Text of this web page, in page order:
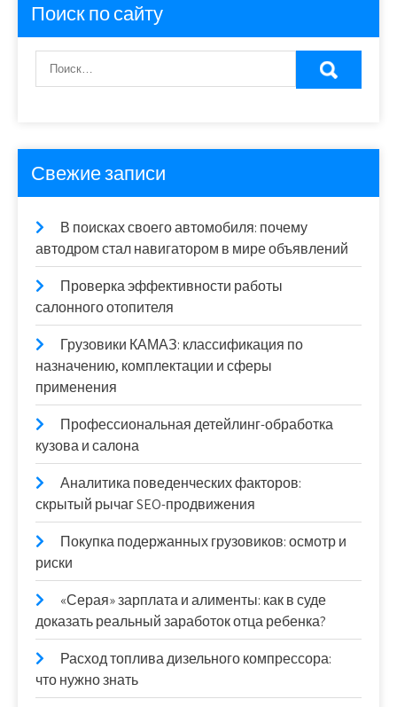
Поиск по сайту
Свежие записи
В поисках своего автомобиля: почему
автодром стал навигатором в мире объявлений
Проверка эффективности работы
салонного отопителя
Грузовики КАМАЗ: классификация по
назначению, комплектации и сферы
применения
Профессиональная детейлинг-обработка
кузова и салона
Аналитика поведенческих факторов:
скрытый рычаг SEO-продвижения
Покупка подержанных грузовиков: осмотр и
риски
«Серая» зарплата и алименты: как в суде
доказать реальный заработок отца ребенка?
Расход топлива дизельного компрессора:
что нужно знать